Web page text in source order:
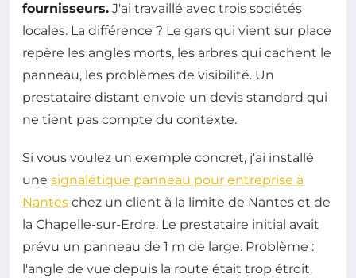
fournisseurs. J'ai travaillé avec trois sociétés
locales. La différence ? Le gars qui vient sur place
repère les angles morts, les arbres qui cachent le
panneau, les problèmes de visibilité. Un
prestataire distant envoie un devis standard qui
ne tient pas compte du contexte.
Si vous voulez un exemple concret, j'ai installé
une signalétique panneau pour entreprise à
Nantes chez un client à la limite de Nantes et de
la Chapelle-sur-Erdre. Le prestataire initial avait
prévu un panneau de 1 m de large. Problème :
l'angle de vue depuis la route était trop étroit.